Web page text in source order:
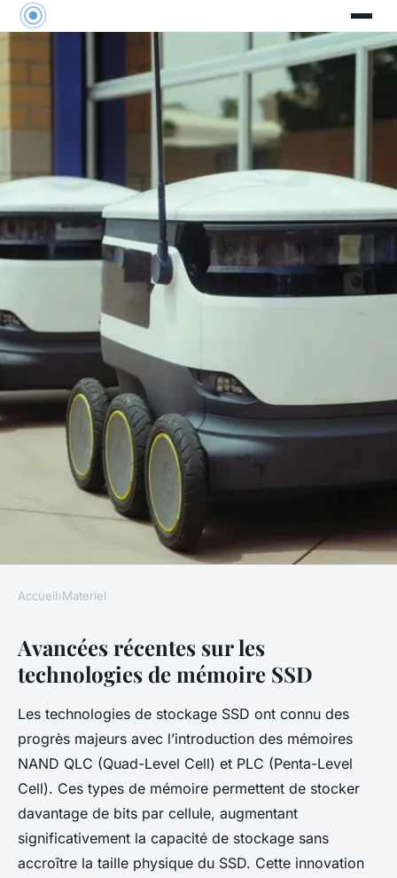
Quelles innovations récentes
en matière de stockage SSD ?
Anaïs•20 juillet 2025•4 min de lecture
Accueil›Materiel
Avancées récentes sur les
technologies de mémoire SSD
Les technologies de stockage SSD ont connu des
progrès majeurs avec l’introduction des mémoires
NAND QLC (Quad-Level Cell) et PLC (Penta-Level
Cell). Ces types de mémoire permettent de stocker
davantage de bits par cellule, augmentant
significativement la capacité de stockage sans
accroître la taille physique du SSD. Cette innovation